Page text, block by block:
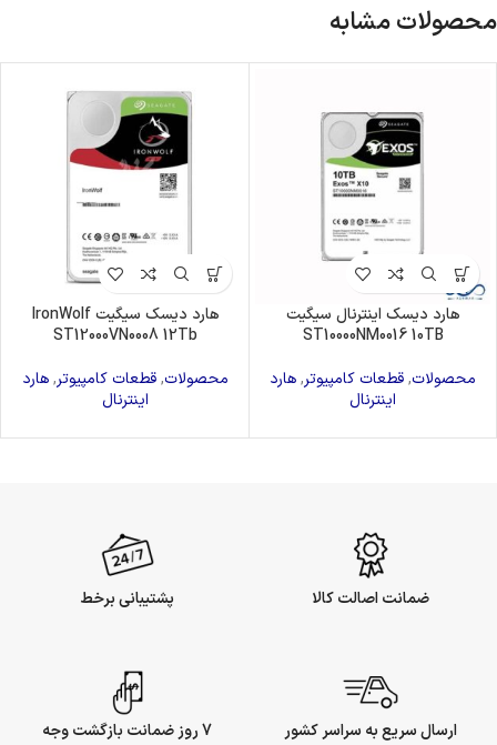
محصولات مشابه
هارد دیسک اینترنال سیگیت
ST10000NM0016 10TB
محصولات,قطعات کامپیوتر,هارد
اینترنال
هارد دیسک سیگیت IronWolf
ST12000VN0008 12Tb
محصولات,قطعات کامپیوتر,هارد
اینترنال
ضمانت اصالت کالا پشتیبانی برخط
ارسال سریع به سراسر کشور 7 روز ضمانت بازگشت وجه